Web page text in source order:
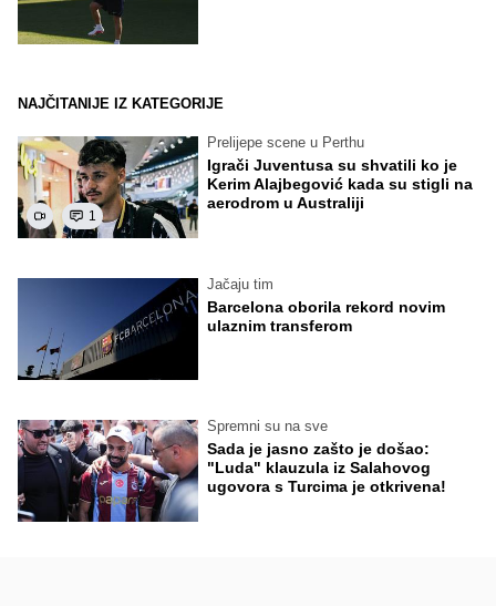
NAJČITANIJE IZ KATEGORIJE
1
Prelijepe scene u Perthu
Igrači Juventusa su shvatili ko je
Kerim Alajbegović kada su stigli na
aerodrom u Australiji
Jačaju tim
Barcelona oborila rekord novim
ulaznim transferom
Spremni su na sve
Sada je jasno zašto je došao:
"Luda" klauzula iz Salahovog
ugovora s Turcima je otkrivena!